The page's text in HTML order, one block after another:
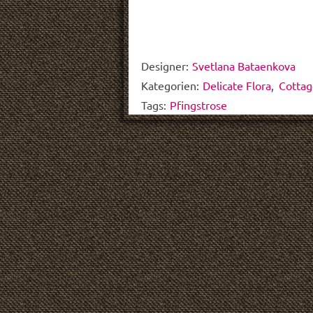
Designer: Svetlana Bataenkova
Kategorien: Delicate Flora
Tags: Pfingstrose